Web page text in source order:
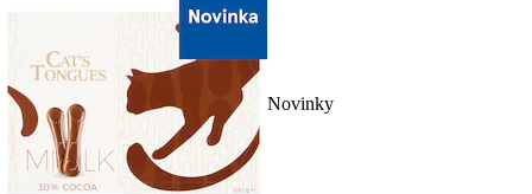
Novinky